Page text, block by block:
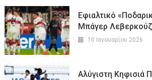
Εφιαλτικό
Μπάγερ
10 Ιανουαρίου 2026
Αλύγιστη Κηφισιά